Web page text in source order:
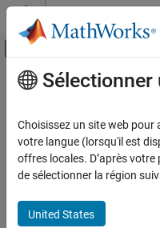
Passer au contenu
Activer/
Ressource
Contenu principal
Sélectionner
Choisissez un site web
votre langue (lorsqu'il est
offres locales. D’après
de sélectionner la région
United States